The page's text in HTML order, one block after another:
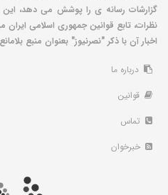
گزارشات رسانه ی را پوشش می دهد، این
نظرات، تابع قوانین جمهوری اسلامی
اخبار آن با ذکر "نصرنیوز" بعنوان منبع
درباره ما
قوانین
تماس
خبرخوان